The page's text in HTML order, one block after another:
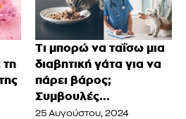
τη
Τι μπορώ να ταΐσω μια
διαβητική γάτα για να
πάρει βάρος;
Συμβουλές...
25 Αυγούστου, 2024